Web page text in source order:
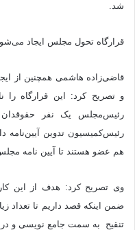
شد.
قرارگاه تحول مجلس ایجاد
قاضی‌زاده هاشمی همچنین از
و تصریح کرد: این قرارگاه
رئیس‌‌مجلس یک نفر حقوقدان
رئیس‌‌کمیسیون تدوین آیین‌نامه
هم عضو هستند تا آیین نامه
وی تصریح کرد: هدف از این
ضمن اینکه قصد داریم تا تعداد
تنقیح به سمت جامع نویسی و در